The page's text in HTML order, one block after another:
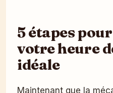
5 étapes
votre heure
idéale
Maintenant que la